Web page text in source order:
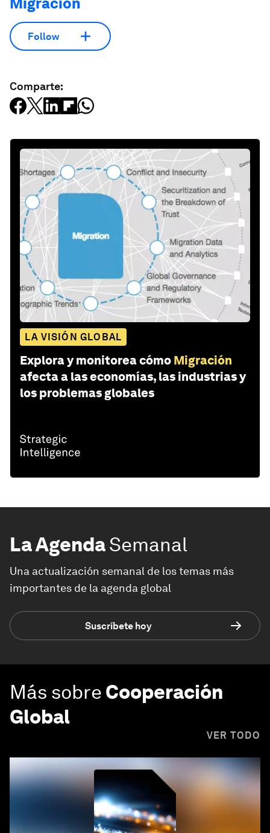
Follow
Comparte:
LA VISIÓN GLOBAL
Explora y monitorea cómo Migración
afecta a las economías, las industrias y
los problemas globales
La AgendaSemanal
Una actualización semanal de los temas más
importantes de la agenda global
Suscríbete hoy
Más sobre Cooperación
Global
VER TODO